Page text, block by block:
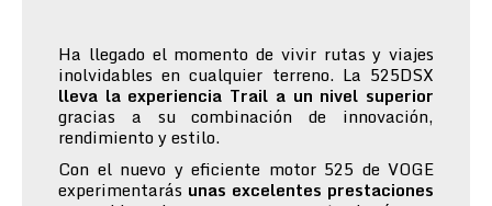
Ha llegado el momento de vivir rutas y viajes
inolvidables en cualquier terreno. La 525DSX
lleva la experiencia Trail a un nivel superior
gracias a su combinación de innovación,
rendimiento y estilo.
Con el nuevo y eficiente motor 525 de VOGE
experimentarás unas excelentes prestaciones